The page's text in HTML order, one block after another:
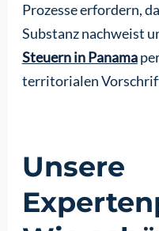
Prozesse erfordern,
Substanz nachweist
Steuern in Panama
territorialen
Unsere